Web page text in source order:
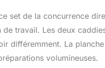
set de la concurrence
travail. Les deux
différemment. La
volumineuses.